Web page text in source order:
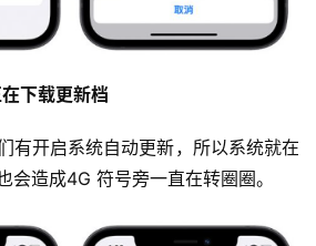
下载更新档
有开启系统自动更新，所以系统就在
会造成4G 符号旁一直在转圈圈。